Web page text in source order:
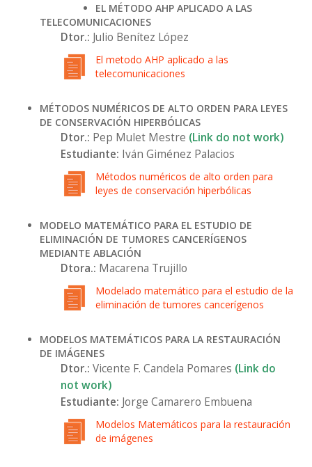
EL MÉTODO AHP APLICADO A LAS
TELECOMUNICACIONES
Dtor.: Julio Benítez López
El metodo AHP aplicado a las
telecomunicaciones
MÉTODOS NUMÉRICOS DE ALTO ORDEN PARA LEYES
DE CONSERVACIÓN HIPERBÓLICAS
Dtor.: Pep Mulet Mestre (Link do not work)
Estudiante: Iván Giménez Palacios
Métodos numéricos de alto orden para
leyes de conservación hiperbólicas
MODELO MATEMÁTICO PARA EL ESTUDIO DE
ELIMINACIÓN DE TUMORES CANCERÍGENOS
MEDIANTE ABLACIÓN
Dtora.: Macarena Trujillo
Modelado matemático para el estudio de la
eliminación de tumores cancerígenos
MODELOS MATEMÁTICOS PARA LA RESTAURACIÓN
DE IMÁGENES
Dtor.: Vicente F. Candela Pomares (Link do
not work)
Estudiante: Jorge Camarero Embuena
Modelos Matemáticos para la restauración
de imágenes